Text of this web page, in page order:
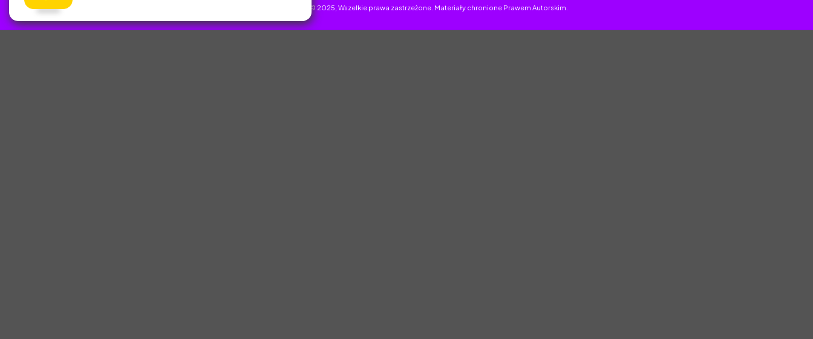
ZlotyNauczyciel.pl © 2025, Wszelkie prawa zastrzeżone. Materiały chronione Prawem Autorskim.